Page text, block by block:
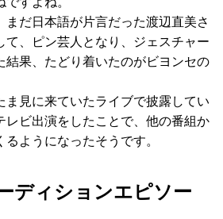
まだ日本語が片言だった渡辺直美さ
て、ピン芸人となり、ジェスチャー
結果、たどり着いたのがビヨンセの
ま見に来ていたライブで披露してい
レビ出演をしたことで、他の番組か
ようになったそうです。
ディションエピソー